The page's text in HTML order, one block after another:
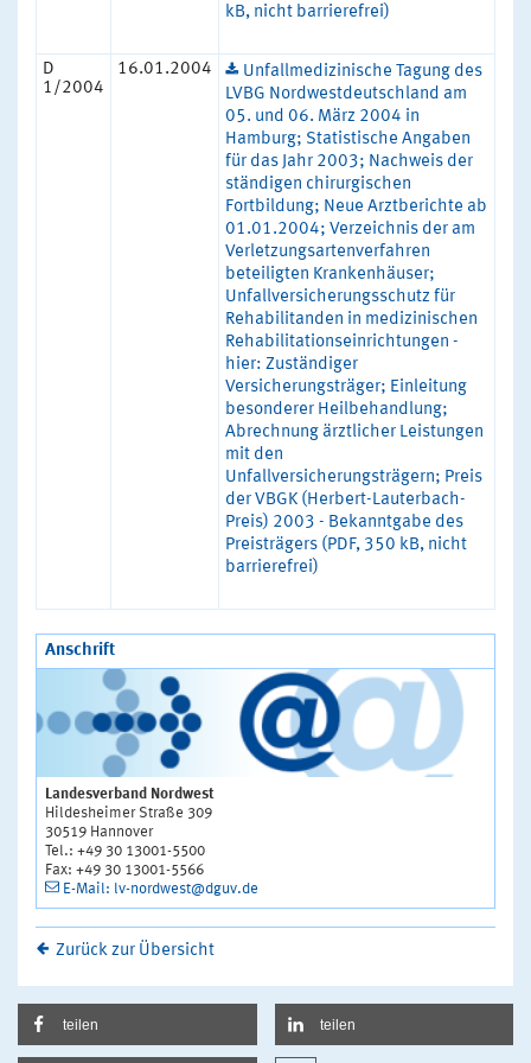
kB, nicht barrierefrei)
D
1/2004
16.01.2004
Unfallmedizinische Tagung des
LVBG Nordwestdeutschland am
05. und 06. März 2004 in
Hamburg; Statistische Angaben
für das Jahr 2003; Nachweis der
ständigen chirurgischen
Fortbildung; Neue Arztberichte ab
01.01.2004; Verzeichnis der am
Verletzungsartenverfahren
beteiligten Krankenhäuser;
Unfallversicherungsschutz für
Rehabilitanden in medizinischen
Rehabilitationseinrichtungen -
hier: Zuständiger
Versicherungsträger; Einleitung
besonderer Heilbehandlung;
Abrechnung ärztlicher Leistungen
mit den
Unfallversicherungsträgern; Preis
der VBGK (Herbert-Lauterbach-
Preis) 2003 - Bekanntgabe des
Preisträgers (PDF, 350 kB, nicht
barrierefrei)
Anschrift
Landesverband Nordwest
Hildesheimer Straße 309
30519 Hannover
Tel.: +49 30 13001-5500
Fax: +49 30 13001-5566
E-Mail: lv-nordwest@dguv.de
Zurück zur Übersicht
teilen teilen